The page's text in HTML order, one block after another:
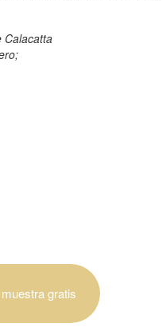
Calacatta
gratis